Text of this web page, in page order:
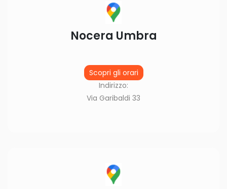
Nocera Umbra
Scopri gli orari
Indirizzo:
Via Garibaldi 33